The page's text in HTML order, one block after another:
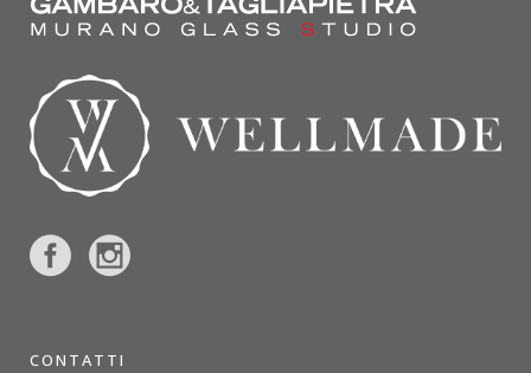
CONTATTI